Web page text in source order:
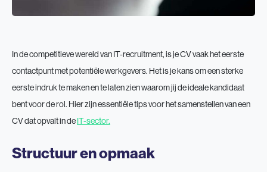
In de competitieve wereld van IT-recruitment, is je CV vaak het eerste
contactpunt met potentiële werkgevers. Het is je kans om een sterke
eerste indruk te maken en te laten zien waarom jij de ideale kandidaat
bent voor de rol. Hier zijn essentiële tips voor het samenstellen van een
CV dat opvalt in deIT-sector.
Structuur en opmaak